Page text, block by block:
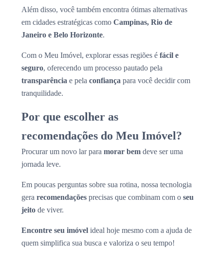
Além disso, você também encontra ótimas alternativas
em cidades estratégicas como Campinas, Rio de
Janeiro e Belo Horizonte.
Com o Meu Imóvel, explorar essas regiões é fácil e
seguro, oferecendo um processo pautado pela
transparência e pela confiança para você decidir com
tranquilidade.
Por que escolher as
recomendações do Meu Imóvel?
Procurar um novo lar para morar bem deve ser uma
jornada leve.
Em poucas perguntas sobre sua rotina, nossa tecnologia
gera recomendações precisas que combinam com o seu
jeito de viver.
Encontre seu imóvel ideal hoje mesmo com a ajuda de
quem simplifica sua busca e valoriza o seu tempo!